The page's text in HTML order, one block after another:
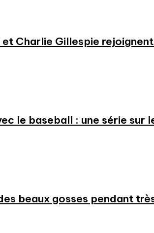
Charlie Gillespie
le baseball : une série sur
beaux gosses pendant